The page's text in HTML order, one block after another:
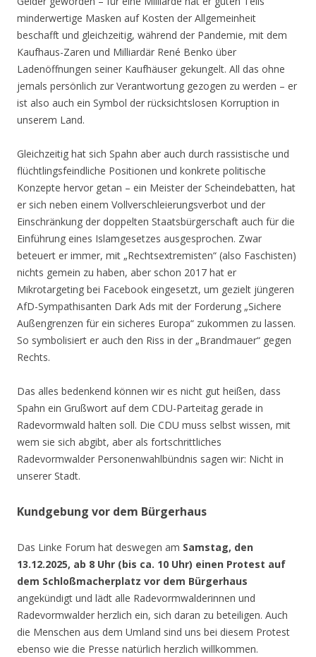
minderwertige Masken auf Kosten der Allgemeinheit
beschafft und gleichzeitig, während der Pandemie, mit dem
Kaufhaus-Zaren und Milliardär René Benko über
Ladenöffnungen seiner Kaufhäuser gekungelt. All das ohne
jemals persönlich zur Verantwortung gezogen zu werden – er
ist also auch ein Symbol der rücksichtslosen Korruption in
unserem Land.
Gleichzeitig hat sich Spahn aber auch durch rassistische und
flüchtlingsfeindliche Positionen und konkrete politische
Konzepte hervor getan – ein Meister der Scheindebatten, hat
er sich neben einem Vollverschleierungsverbot und der
Einschränkung der doppelten Staatsbürgerschaft auch für die
Einführung eines Islamgesetzes ausgesprochen. Zwar
beteuert er immer, mit „Rechtsextremisten“ (also Faschisten)
nichts gemein zu haben, aber schon 2017 hat er
Mikrotargeting bei Facebook eingesetzt, um gezielt jüngeren
AfD-Sympathisanten Dark Ads mit der Forderung „Sichere
Außengrenzen für ein sicheres Europa“ zukommen zu lassen.
So symbolisiert er auch den Riss in der „Brandmauer“ gegen
Rechts.
Das alles bedenkend können wir es nicht gut heißen, dass
Spahn ein Grußwort auf dem CDU-Parteitag gerade in
Radevormwald halten soll. Die CDU muss selbst wissen, mit
wem sie sich abgibt, aber als fortschrittliches
Radevormwalder Personenwahlbündnis sagen wir: Nicht in
unserer Stadt.
Kundgebung vor dem Bürgerhaus
Das Linke Forum hat deswegen am Samstag, den
13.12.2025, ab 8 Uhr (bis ca. 10 Uhr) einen Protest auf
dem Schloßmacherplatz vor dem Bürgerhaus
angekündigt und lädt alle Radevormwalderinnen und
Radevormwalder herzlich ein, sich daran zu beteiligen. Auch
die Menschen aus dem Umland sind uns bei diesem Protest
ebenso wie die Presse natürlich herzlich willkommen.